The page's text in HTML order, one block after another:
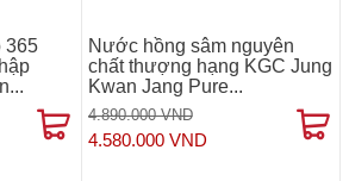
365
Nước hồng sâm nguyên
chất thượng hạng KGC Jung
Kwan Jang Pure...
4.890.000 VND
4.580.000 VND